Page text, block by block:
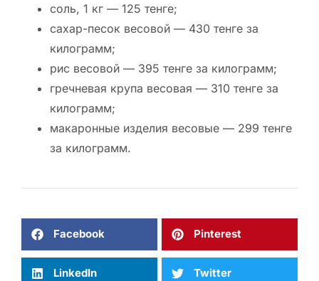
соль, 1 кг — 125 тенге;
сахар-песок весовой — 430 тенге за
килограмм;
рис весовой — 395 тенге за килограмм;
гречневая крупа весовая — 310 тенге за
килограмм;
макаронные изделия весовые — 299 тенге
за килограмм.
Facebook Pinterest
LinkedIn Twitter